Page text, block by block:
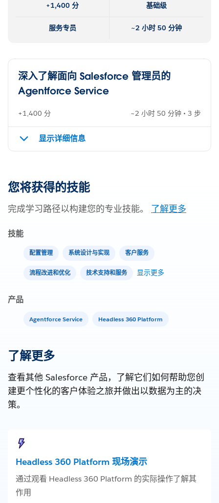
+1,400 分 基础级
服务专员 ~2 小时 50 分钟
深入了解面向 Salesforce 管理员的
Agentforce Service
+1,400 分 ~2 小时 50 分钟 • 3 步
显示详细信息
您将获得的技能
完成学习路径以构建您的专业技能。 了解更多
技能
配置管理 系统设计与实现 客户服务
流程改进和优化 技术支持和服务 显示更多
产品
Agentforce Service Headless 360 Platform
了解更多
查看其他 Salesforce 产品，了解它们如何帮助您创
建更个性化的客户体验之旅并做出以数据为主的决
策。
Headless 360 Platform 现场演示
通过观看 Headless 360 Platform 的实际操作了解其
作用